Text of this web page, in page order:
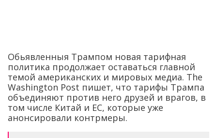
Обьявленныя Трампом новая тарифная
политика продолжает оставаться главной
темой американских и мировых медиа. The
Washington Post пишет, что тарифы Трампа
объединяют против него друзей и врагов, в
том числе Китай и ЕС, которые уже
анонсировали контрмеры.